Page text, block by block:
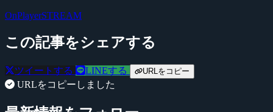
OnPlayerSTREAM
この記事をシェアする
ツイートする LINEする URLをコピー
URLをコピーしました